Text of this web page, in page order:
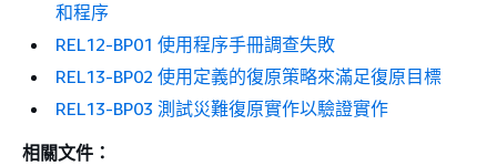
和程序
REL12-BP01 使用程序手冊調查失敗
REL13-BP02 使用定義的復原策略來滿足復原目標
REL13-BP03 測試災難復原實作以驗證實作
相關文件：